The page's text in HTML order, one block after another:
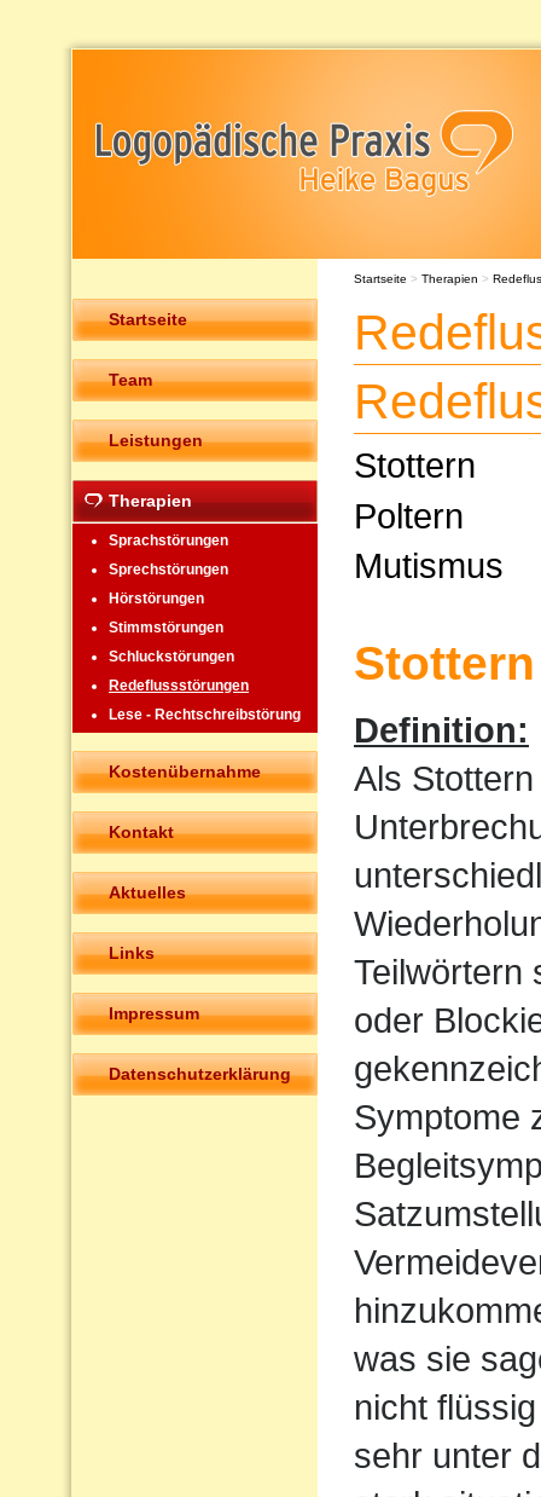
Startseite
Team
Leistungen
Therapien
Sprachstörungen
Sprechstörungen
Hörstörungen
Stimmstörungen
Schluckstörungen
Redeflussstörungen
Lese - Rechtschreibstörung
Kostenübernahme
Kontakt
Aktuelles
Links
Impressum
Datenschutzerklärung
Startseite > Therapien >
Stottern
Poltern
Mutismus
Stottern
Definition:
Als
Teilwörtern
oder
Symptome
was sie
nicht
sehr unter